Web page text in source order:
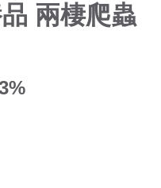
兩棲爬蟲